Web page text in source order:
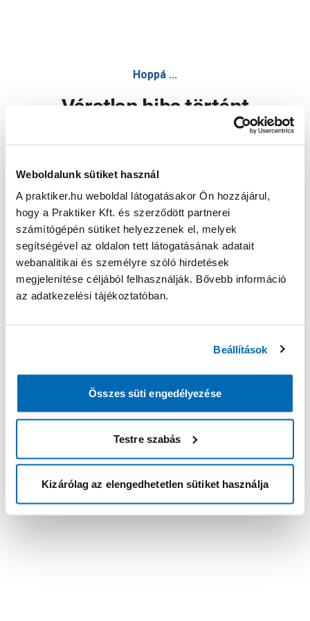
Weboldalunk sütiket használ
A praktiker.hu weboldal látogatásakor Ön hozzájárul,
hogy a Praktiker Kft. és szerződött partnerei
számítógépén sütiket helyezzenek el, melyek
segítségével az oldalon tett látogatásának adatait
webanalitikai és személyre szóló hirdetések
megjelenítése céljából felhasználják. Bővebb információ
az adatkezelési tájékoztatóban.
Beállítások
Összes süti engedélyezése
Testre szabás
Kizárólag az elengedhetetlen sütiket használja
Hoppá ...
Váratlan hiba történt
Oldal újratöltése